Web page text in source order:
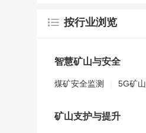
按行业浏览
智慧矿山与安全
煤矿安全监测 5G矿山
矿山支护与提升